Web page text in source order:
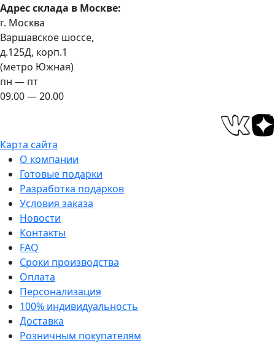
Адрес склада в Москве:
г. Москва
Варшавское шоссе,
д.125Д, корп.1
(метро Южная)
пн — пт
09.00 — 20.00
Карта сайта
О компании
Готовые подарки
Разработка подарков
Условия заказа
Новости
Контакты
FAQ
Сроки производства
Оплата
Персонализация
100% индивидуальность
Доставка
Розничным покупателям